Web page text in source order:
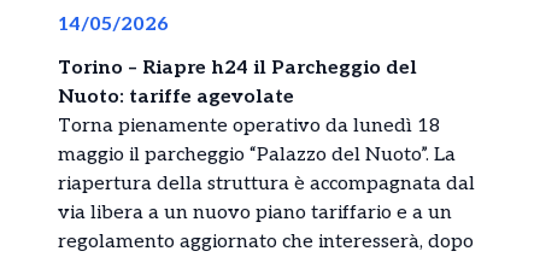
14/05/2026
Torino – Riapre h24 il Parcheggio del
Nuoto: tariffe agevolate
Torna pienamente operativo da lunedì 18
maggio il parcheggio “Palazzo del Nuoto”. La
riapertura della struttura è accompagnata dal
via libera a un nuovo piano tariffario e a un
regolamento aggiornato che interesserà, dopo